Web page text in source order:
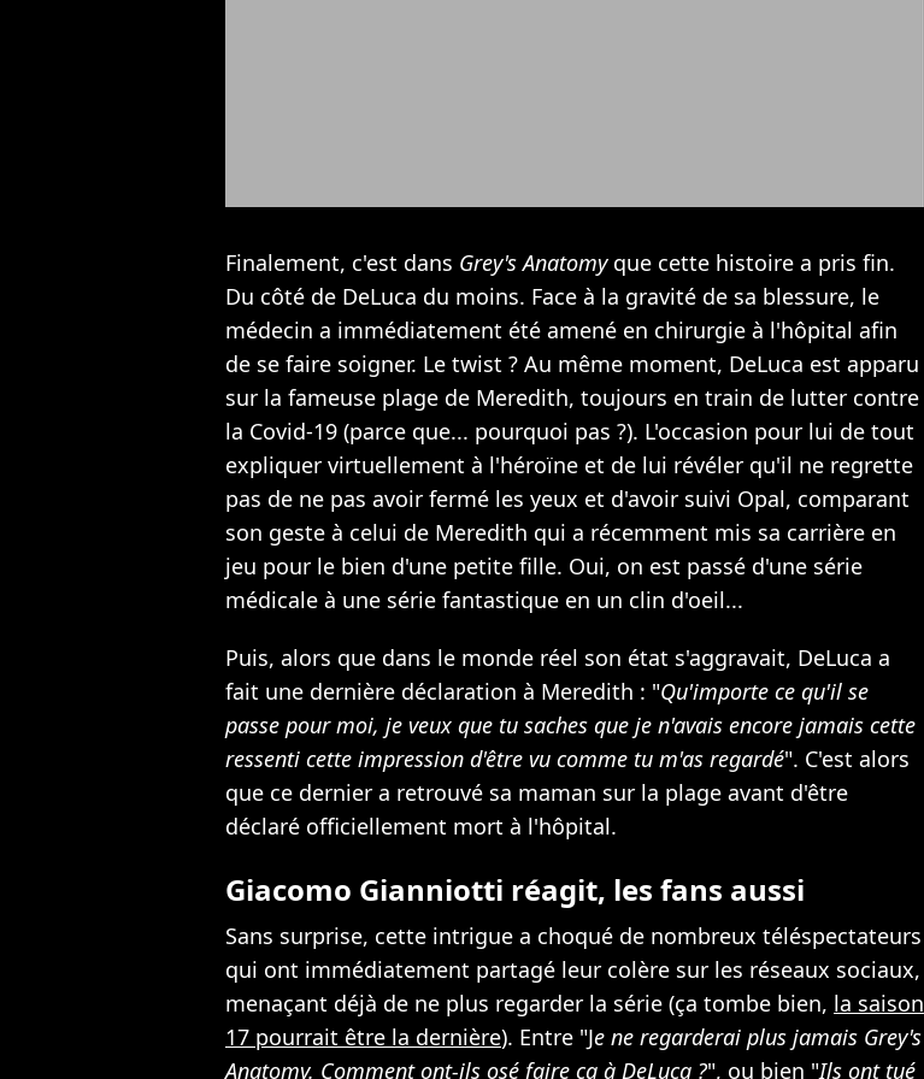
Finalement, c'est dans Grey's Anatomyque cette histoire a pris fin.
Du côté de DeLuca du moins. Face à la gravité de sa blessure, le
médecin a immédiatement été amené en chirurgie à l'hôpital afin
de se faire soigner. Le twist ? Au même moment, DeLuca est apparu
sur la fameuse plage de Meredith, toujours en train de lutter contre
la Covid-19 (parce que... pourquoi pas ?). L'occasion pour lui de tout
expliquer virtuellement à l'héroïne et de lui révéler qu'il ne regrette
pas de ne pas avoir fermé les yeux et d'avoir suivi Opal, comparant
son geste à celui de Meredith qui a récemment mis sa carrière en
jeu pour le bien d'une petite fille. Oui, on est passé d'une série
médicale à une série fantastique en un clin d'oeil...
Puis, alors que dans le monde réel son état s'aggravait, DeLuca a
fait une dernière déclaration à Meredith : "Qu'importe ce qu'il se
passe pour moi, je veux que tu saches que je n'avais encore jamais cette
ressenti cette impression d'être vu comme tu m'as regardé". C'est alors
que ce dernier a retrouvé sa maman sur la plage avant d'être
déclaré officiellement mort à l'hôpital.
Giacomo Gianniotti réagit, les fans aussi
Sans surprise, cette intrigue a choqué de nombreux téléspectateurs
qui ont immédiatement partagé leur colère sur les réseaux sociaux,
menaçant déjà de ne plus regarder la série (ça tombe bien, la saison
17 pourrait être la dernière). Entre "Je ne regarderai plus jamais Grey's
Anatomy. Comment ont-ils osé faire ça à DeLuca ?", ou bien "Ils ont tué